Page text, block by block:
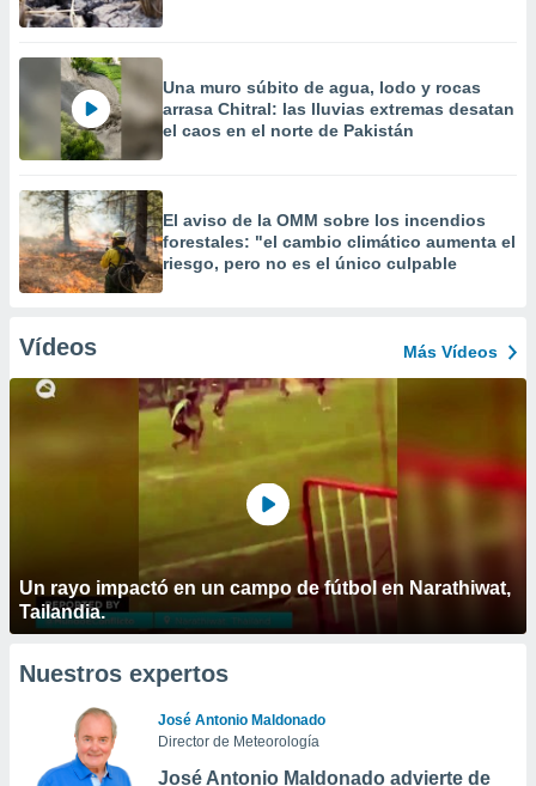
Una muro súbito de agua, lodo y rocas
arrasa Chitral: las lluvias extremas desatan
el caos en el norte de Pakistán
El aviso de la OMM sobre los incendios
forestales: "el cambio climático aumenta el
riesgo, pero no es el único culpable
Vídeos Más Vídeos
Un rayo impactó en un campo de fútbol en Narathiwat,
Tailandia.
Nuestros expertos
José Antonio Maldonado
Director de Meteorología
José Antonio Maldonado advierte de